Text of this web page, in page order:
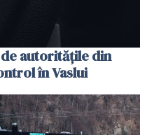
autoritățile din
în Vaslui